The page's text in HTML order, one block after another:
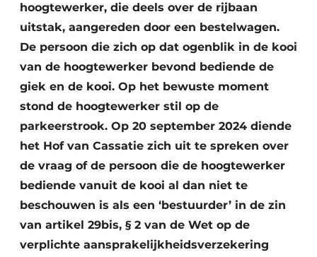
Video’s
Aanmelden
Bedrijven
Bedrijven
Contact
Beton & Staalbouw
Brandveiligheid
BIM
Evenementen
Dak & Gevel
Houtbouw
HVAC
Interieurarchitectuur
hoogtewerker, die deels over de rijbaan
uitstak, aangereden door een bestelwagen.
De persoon die zich op dat ogenblik in de kooi
van de hoogtewerker bevond bediende de
giek en de kooi. Op het bewuste moment
stond de hoogtewerker stil op de
parkeerstrook. Op 20 september 2024 diende
het Hof van Cassatie zich uit te spreken over
de vraag of de persoon die de hoogtewerker
bediende vanuit de kooi al dan niet te
beschouwen is als een ‘bestuurder’ in de zin
van artikel 29bis, § 2 van de Wet op de
verplichte aansprakelijkheidsverzekering